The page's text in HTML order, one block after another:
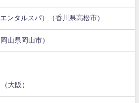
ンタルスパ）（香川県高松市）
山県岡山市）
大阪）